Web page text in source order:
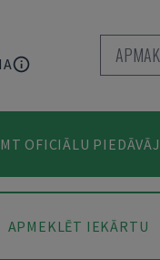
OFICIĀLU
APMEKLĒT IEKĀRTU